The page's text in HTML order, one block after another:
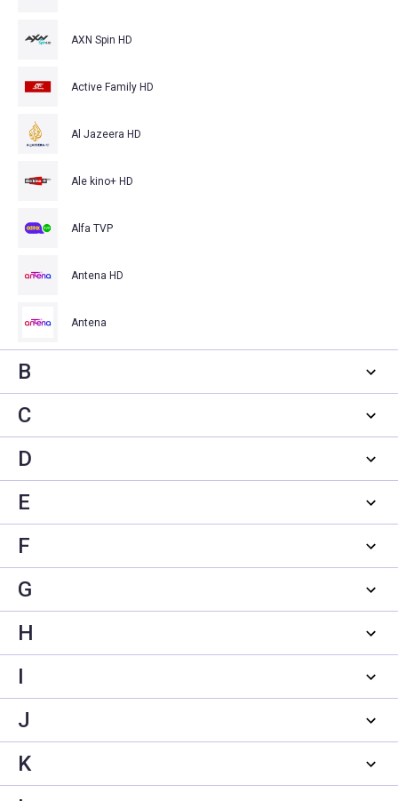
AXN Spin HD
Active Family HD
Al Jazeera HD
Ale kino+ HD
Alfa TVP
Antena HD
Antena
B
C
D
E
F
G
H
I
J
K